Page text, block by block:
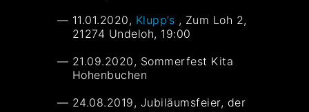
11.01.2020, Klupp’s , Zum Loh 2,
21274 Undeloh, 19:00
21.09.2020, Sommerfest Kita
Hohenbuchen
24.08.2019, Jubiläumsfeier, der